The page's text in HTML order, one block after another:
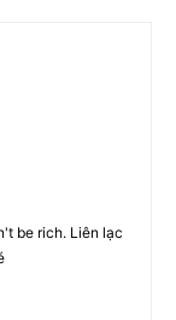
be rich. Liên lạc